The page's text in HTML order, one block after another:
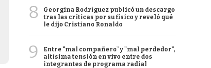
8
Georgina Rodríguez publicó un descargo
tras las críticas por su físico y reveló qué
le dijo Cristiano Ronaldo
9
Entre "mal compañero" y "mal perdedor",
altísima tensión en vivo entre dos
integrantes de programa radial